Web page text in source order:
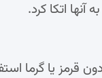
قرمز یا گرما